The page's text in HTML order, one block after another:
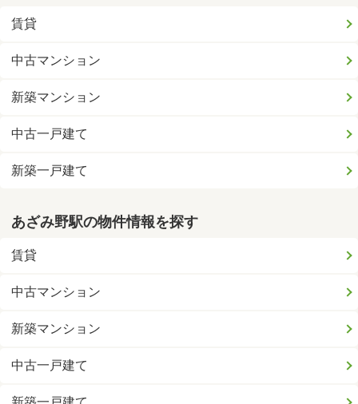
賃貸
中古マンション
新築マンション
中古一戸建て
新築一戸建て
あざみ野駅の物件情報を探す
賃貸
中古マンション
新築マンション
中古一戸建て